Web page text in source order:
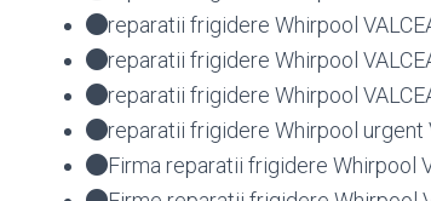
reparatii frigidere Whirpool
reparatii frigidere Whirpool
reparatii frigidere Whirpool
reparatii frigidere Whirpool urgent
Firma reparatii frigidere Whirpool